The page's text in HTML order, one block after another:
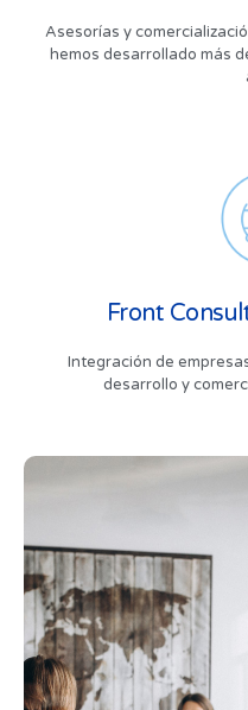
Asesorías y
hemos desarrollado más
Front
Integración de
desarrollo y